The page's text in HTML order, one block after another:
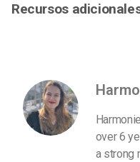
Recursos
over 6
a strong